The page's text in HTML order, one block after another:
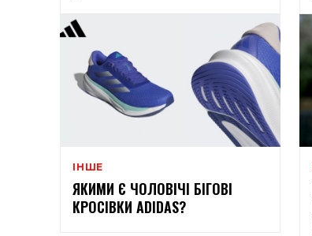
ІНШЕ
ЯКИМИ Є ЧОЛОВІЧІ БІГОВІ
КРОСІВКИ ADIDAS?